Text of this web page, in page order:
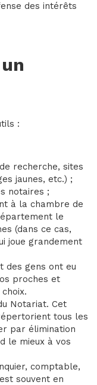
des intérêts
:
recherche, sites
jaunes, etc.) ;
notaires ;
à la chambre de
le
(dans ce cas,
joue grandement
des gens ont eu
proches et
Notariat. Cet
tous les
par élimination
le mieux à vos
comptable,
souvent en